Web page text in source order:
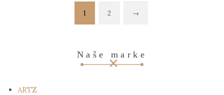
1 2 →
Naše marke
ARTZ